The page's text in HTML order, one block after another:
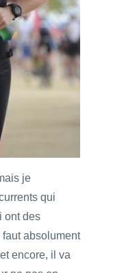
je
qui
ont des
absolument
encore, il va